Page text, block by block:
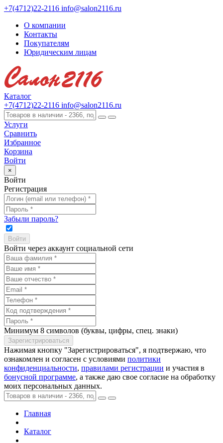
+7(4712)22-2116 info@salon2116.ru
О компании
Контакты
Покупателям
Юридическим лицам
Каталог
+7(4712)22-2116 info@salon2116.ru
Услуги
Сравнить
Избранное
Корзина
Войти
×
Войти
Регистрация
Забыли пароль?
Войти через аккаунт социальной сети
Минимум 8 символов (буквы, цифры, спец. знаки)
Нажимая кнопку "Зарегистрироваться", я подтвержаю, что
ознакомлен и согласен с условиями политики
конфиденциальности, правилами регистрации и участия в
бонусной программе, а также даю свое согласие на обработку
моих персональных данных.
Главная
Каталог